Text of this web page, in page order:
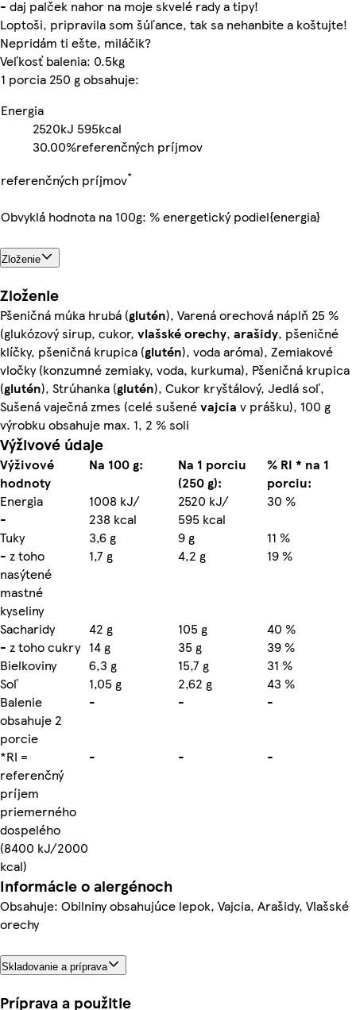
- daj palček nahor na moje skvelé rady a tipy!
Loptoši, pripravila som šúľance, tak sa nehanbite a koštujte!
Nepridám ti ešte, miláčik?
Veľkosť balenia: 0.5kg
1 porcia 250 g obsahuje:
Energia
2520kJ 595kcal
30.00%referenčných príjmov
referenčných príjmov*
Obvyklá hodnota na 100g: % energetický podiel{energia}
Zloženie
Zloženie
Pšeničná múka hrubá (glutén), Varená orechová náplň 25 %
(glukózový sirup, cukor, vlašské orechy, arašidy, pšeničné
klíčky, pšeničná krupica (glutén), voda aróma), Zemiakové
vločky (konzumné zemiaky, voda, kurkuma), Pšeničná krupica
(glutén), Strúhanka (glutén), Cukor kryštálový, Jedlá soľ,
Sušená vaječná zmes (celé sušenévajcia v prášku), 100 g
výrobku obsahuje max. 1, 2 % soli
Výživové údaje
Výživové
hodnoty
Na 100 g:
Na 1 porciu
(250 g):
% RI * na 1
porciu:
Energia
1008 kJ/ 2520 kJ/
30 %
-
238 kcal
595 kcal
Tuky
3,6 g 9 g
11 %
- z toho
nasýtené
mastné
kyseliny
1,7 g 4,2 g 19 %
Sacharidy 42 g 105 g
40 %
- z toho cukry 14 g 35 g
39 %
Bielkoviny
6,3 g 15,7 g
31 %
Soľ
1,05 g 2,62 g
43 %
Balenie
obsahuje 2
porcie
- - -
*RI =
referenčný
príjem
priemerného
dospelého
(8400 kJ/2000
kcal)
- - -
Informácie o alergénoch
Obsahuje: Obilniny obsahujúce lepok, Vajcia, Arašidy, Vlašské
orechy
Skladovanie a príprava
Príprava a použitie